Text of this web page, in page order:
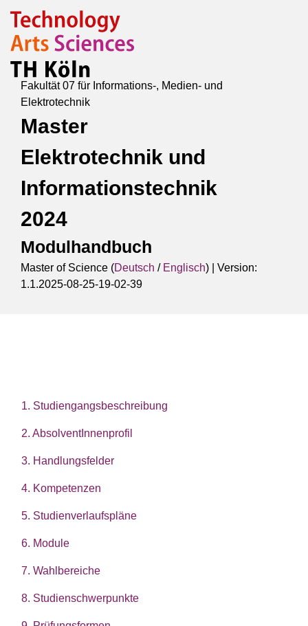
Fakultät 07 für Informations-, Medien- und
Elektrotechnik
Master
Elektrotechnik und
Informationstechnik
2024
Modulhandbuch
Master of Science (Deutsch / Englisch) | Version:
1.1.2025-08-25-19-02-39
1. Studiengangsbeschreibung
2. AbsolventInnenprofil
3. Handlungsfelder
4. Kompetenzen
5. Studienverlaufspläne
6. Module
7. Wahlbereiche
8. Studienschwerpunkte